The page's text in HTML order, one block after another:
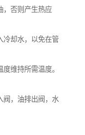
，否则产生热应
冷却水，以免在管
维持所需温度。
阀，油排出阀，水